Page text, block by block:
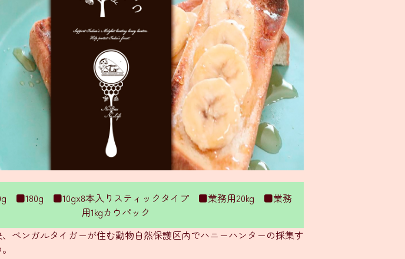
■180g ■10gx8本入りスティックタイプ ■業務用20kg ■業務
用1kgカウパック
ベンガルタイガーが住む動物自然保護区内でハニーハンターの採集す